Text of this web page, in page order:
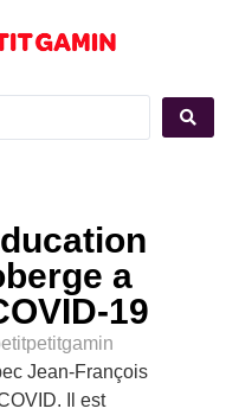
a
19
Jean-François
Il est